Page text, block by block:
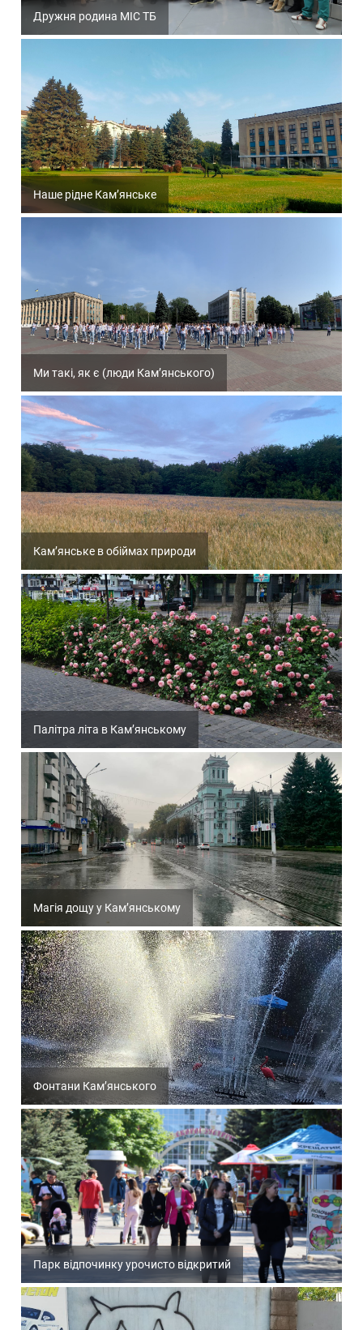
Дружня родина МІС ТБ
Наше рідне Кам’янське
Ми такі, як є (люди Кам’янського)
Кам’янське в обіймах природи
Палітра літа в Кам’янському
Магія дощу у Кам’янському
Фонтани Кам’янського
Парк відпочинку урочисто відкритий